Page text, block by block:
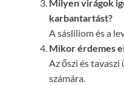
Milyen virágok
karbantartást?
A sásliliom és a
Mikor érdemes
Az őszi és
számára.